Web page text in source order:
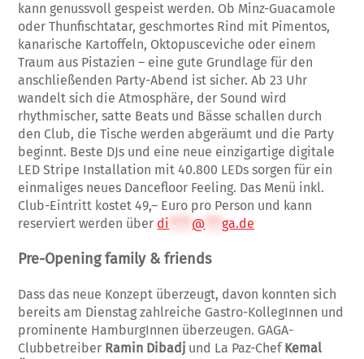
kann genussvoll gespeist werden. Ob Minz-Guacamole
oder Thunfischtatar, geschmortes Rind mit Pimentos,
kanarische Kartoffeln, Oktopusceviche oder einem
Traum aus Pistazien – eine gute Grundlage für den
anschließenden Party-Abend ist sicher. Ab 23 Uhr
wandelt sich die Atmosphäre, der Sound wird
rhythmischer, satte Beats und Bässe schallen durch
den Club, die Tische werden abgeräumt und die Party
beginnt. Beste DJs und eine neue einzigartige digitale
LED Stripe Installation mit 40.800 LEDs sorgen für ein
einmaliges neues Dancefloor Feeling. Das Menü inkl.
Club-Eintritt kostet 49,– Euro pro Person und kann
reserviert werden über di @ ***ga.de
Pre-Opening family & friends
Dass das neue Konzept überzeugt, davon konnten sich
bereits am Dienstag zahlreiche Gastro-KollegInnen und
prominente HamburgInnen überzeugen. GAGA-
Clubbetreiber Ramin Dibadj und La Paz-Chef Kemal